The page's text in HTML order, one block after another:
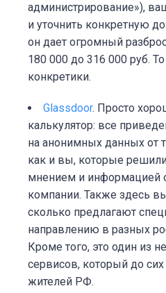
администрирование»),
и уточнить конкретную
он дает огромный
180 000 до 316 000 руб.
конкретики.
Glassdoor. Просто
калькулятор: все
на анонимных данных от
как и вы, которые
мнением и информацией
компании. Также здесь
сколько предлагают
направлению в разных
Кроме того, это один из
сервисов, который до
жителей РФ.